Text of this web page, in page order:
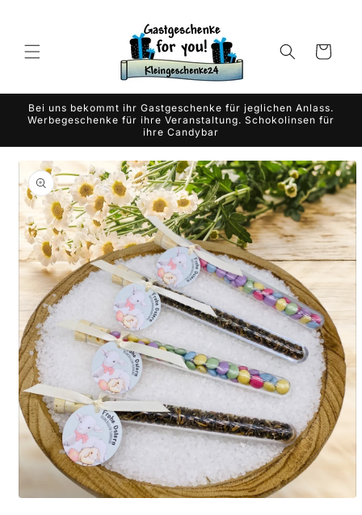
Cart
Bei uns bekommt ihr Gastgeschenke für jeglichen Anlass.
Werbegeschenke für ihre Veranstaltung. Schokolinsen für
ihre Candybar
Skip to
product
information